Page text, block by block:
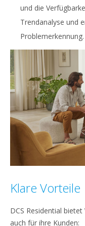
und die
Trendanalyse und
Problemerkennung.
Klare Vorteile
DCS Residential
auch für ihre Kunden: